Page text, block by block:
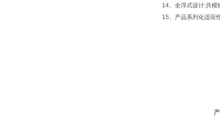
14、全浮式设计:共
15、产品系列化适应